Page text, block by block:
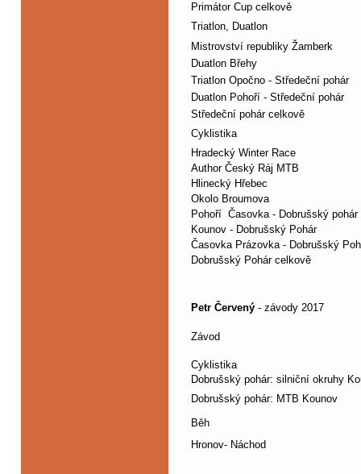
Primátor Cup celkově
Triatlon, Duatlon
Mistrovství republiky Žamberk
Duatlon Břehy
Triatlon Opočno - Středeční pohár
Duatlon Pohoří - Středeční pohár
Středeční pohár celkově
Cyklistika
Hradecký Winter Race
Author Český Ráj MTB
Hlinecký Hřebec
Okolo Broumova
Pohoří Časovka - Dobrušský pohár
Kounov - Dobrušský Pohár
Časovka Prázovka - Dobrušský
Dobrušský Pohár celkově
Petr Červený - závody 2017
Závod
Cyklistika
Dobrušský pohár: silniční okruhy
Dobrušský pohár: MTB Kounov
Běh
Hronov- Náchod